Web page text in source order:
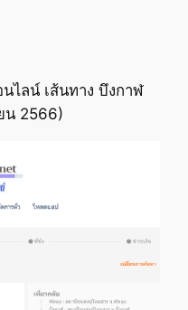
ไลน์ เส้นทาง บึงกาฬ
น 2566)